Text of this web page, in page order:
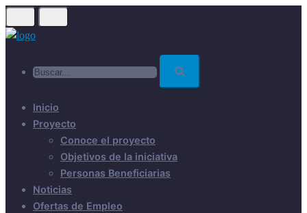
Skip
to
Inicio
Proyecto
Conoce el proyecto
Objetivos de la iniciativa
Personas Beneficiarias
Noticias
Ofertas de Empleo